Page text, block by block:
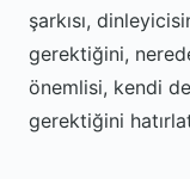
şarkısı,
gerektiğini,
önemlisi, kendi
gerektiğini